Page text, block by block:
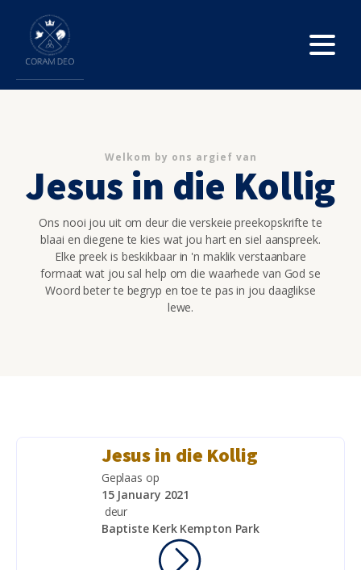
Welkom by ons argief van
Jesus in die Kollig
Ons nooi jou uit om deur die verskeie preekopskrifte te
blaai en diegene te kies wat jou hart en siel aanspreek.
Elke preek is beskikbaar in 'n maklik verstaanbare
formaat wat jou sal help om die waarhede van God se
Woord beter te begryp en toe te pas in jou daaglikse
lewe.
Jesus in die Kollig
Geplaas op
15 January 2021
deur
Baptiste Kerk Kempton Park